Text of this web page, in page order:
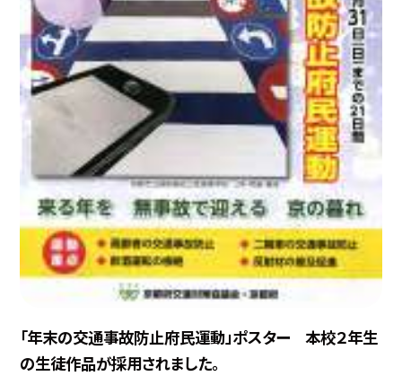
「年末の交通事故防止府民運動」ポスター 本校２年生
の生徒作品が採用されました。